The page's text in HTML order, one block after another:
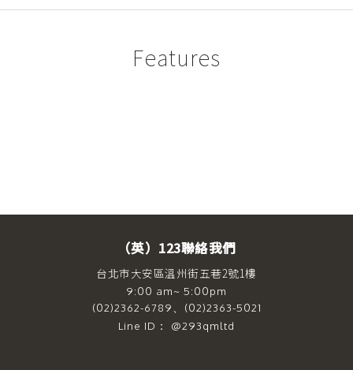
Features
（英）123聯絡我們
台北市大安區溫州街五巷2號1樓
9:00 am~ 5:00pm
(02)2362-6789、(02)2363-5021
Line ID： @293qmltd